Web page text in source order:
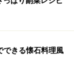
できる懐石料理風